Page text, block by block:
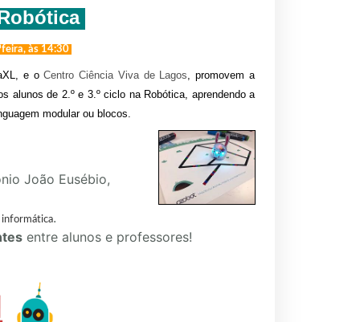
às 14:30
e oCentro Ciência Viva de Lagos , promovem a
alunos de 2.º e 3.º ciclo na Robótica, aprendendo a
modular ou blocos.
João Eusébio,
informática.
entre alunos e professores!